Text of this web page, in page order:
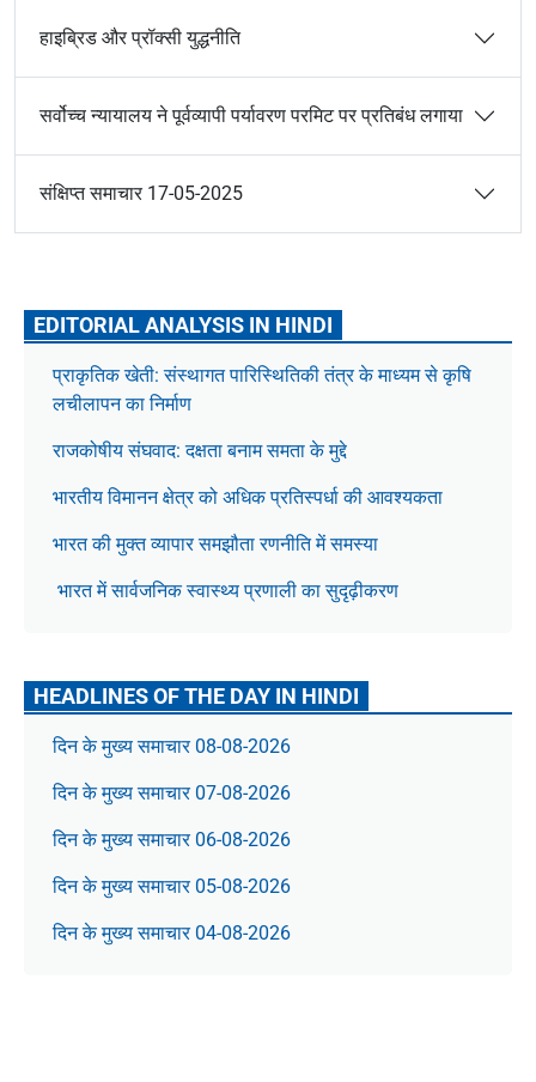
हाइब्रिड और प्रॉक्सी युद्धनीति
सर्वोच्च न्यायालय ने पूर्वव्यापी पर्यावरण परमिट पर प्रतिबंध लगाया
संक्षिप्त समाचार 17-05-2025
EDITORIAL ANALYSIS IN HINDI
प्राकृतिक खेती: संस्थागत पारिस्थितिकी तंत्र के माध्यम से कृषि
लचीलापन का निर्माण
राजकोषीय संघवाद: दक्षता बनाम समता के मुद्दे
भारतीय विमानन क्षेत्र को अधिक प्रतिस्पर्धा की आवश्यकता
भारत की मुक्त व्यापार समझौता रणनीति में समस्या
भारत में सार्वजनिक स्वास्थ्य प्रणाली का सुदृढ़ीकरण
HEADLINES OF THE DAY IN HINDI
दिन के मुख्य समाचार 08-08-2026
दिन के मुख्य समाचार 07-08-2026
दिन के मुख्य समाचार 06-08-2026
दिन के मुख्य समाचार 05-08-2026
दिन के मुख्य समाचार 04-08-2026